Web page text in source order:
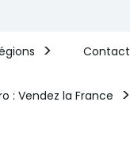
Contact
: Vendez la France​